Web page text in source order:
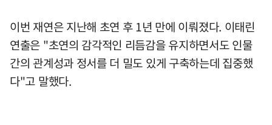
이번 재연은 지난해 초연 후 1년 만에 이뤄졌다. 이태린
연출은 "초연의 감각적인 리듬감을 유지하면서도 인물
간의 관계성과 정서를 더 밀도 있게 구축하는데 집중했
다"고 말했다.